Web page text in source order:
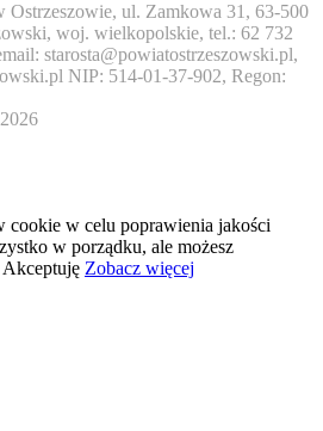
Ostrzeszowie, ul. Zamkowa 31, 63-500
woj. wielkopolskie, tel.: 62 732
starosta@powiatostrzeszowski.pl,
NIP: 514-01-37-902, Regon:
2026
cookie w celu poprawienia jakości
w porządku, ale możesz
Akceptuję Zobacz więcej